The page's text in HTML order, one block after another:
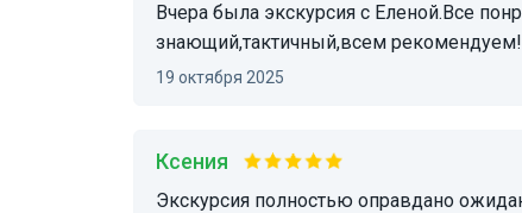
Вчера была экскурсия с Еленой.Все понравилось,интересный гид, очень
знающий,тактичный,всем рекомендуем!
19 октября 2025
Ксения
Экскурсия полностью оправдано ожидания, было и познавательно и интересно, спасибо